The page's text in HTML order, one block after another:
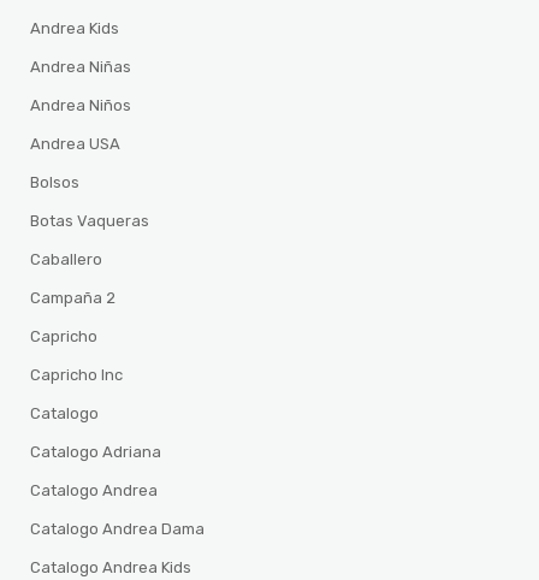
Andrea Kids
Andrea Niñas
Andrea Niños
Andrea USA
Bolsos
Botas Vaqueras
Caballero
Campaña 2
Capricho
Capricho Inc
Catalogo
Catalogo Adriana
Catalogo Andrea
Catalogo Andrea Dama
Catalogo Andrea Kids